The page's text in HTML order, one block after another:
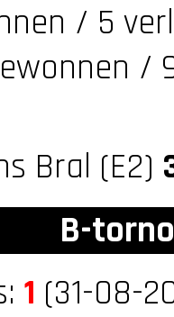
/ 5
/
Bral (E2)
B-
1 (31-08-